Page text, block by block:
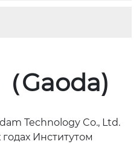
Gaoda)
Technology Co., Ltd.
Институтом